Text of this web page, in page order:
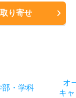
り寄せ
部 ・ 学科
オ
キ